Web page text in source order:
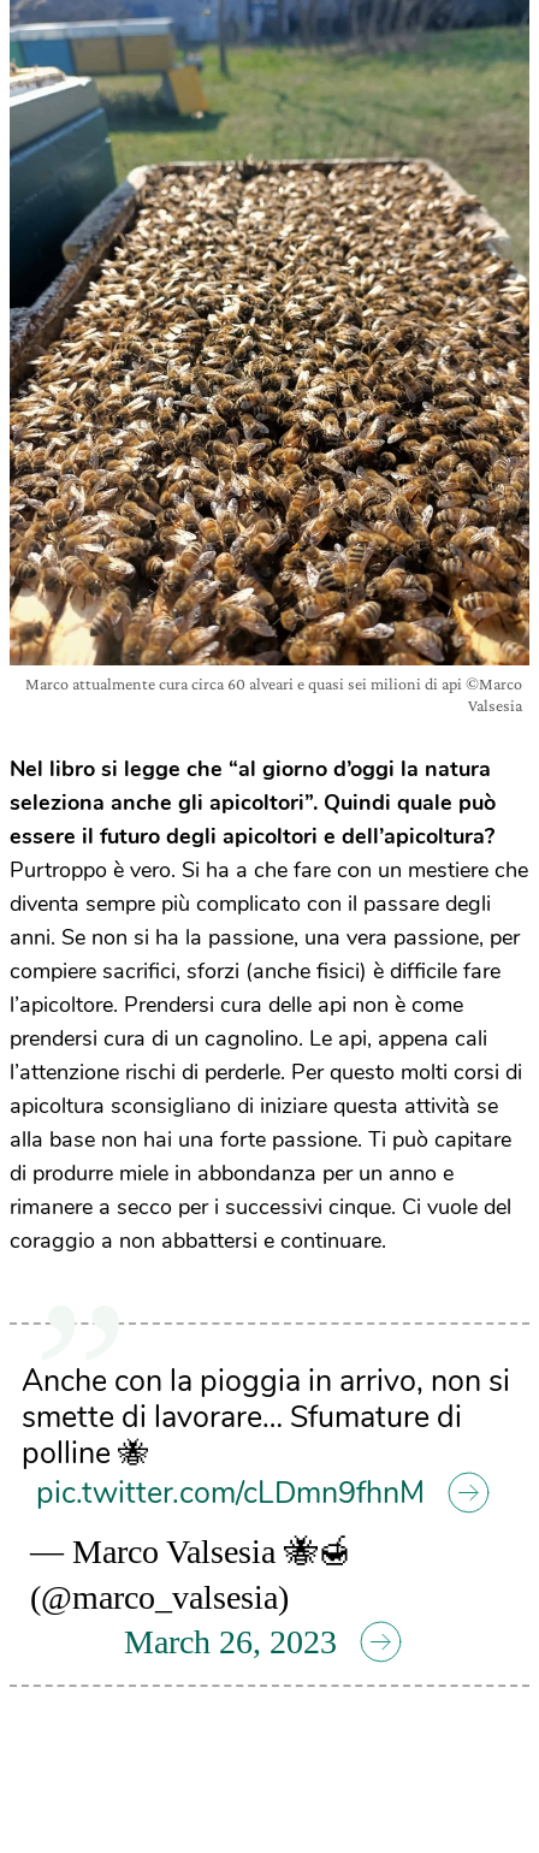
Marco attualmente cura circa 60 alveari e quasi sei milioni di api ©Marco
Valsesia
Nel libro si legge che “al giorno d’oggi la natura
seleziona anche gli apicoltori”. Quindi quale può
essere il futuro degli apicoltori e dell’apicoltura?
Purtroppo è vero. Si ha a che fare con un mestiere che
diventa sempre più complicato con il passare degli
anni. Se non si ha la passione, una vera passione, per
compiere sacrifici, sforzi (anche fisici) è difficile fare
l’apicoltore. Prendersi cura delle api non è come
prendersi cura di un cagnolino. Le api, appena cali
l’attenzione rischi di perderle. Per questo molti corsi di
apicoltura sconsigliano di iniziare questa attività se
alla base non hai una forte passione. Ti può capitare
di produrre miele in abbondanza per un anno e
rimanere a secco per i successivi cinque. Ci vuole del
coraggio a non abbattersi e continuare.
Anche con la pioggia in arrivo, non si
smette di lavorare… Sfumature di
polline 🐝
pic.twitter.com/cLDmn9fhnM
— Marco Valsesia 🐝🍯
(@marco_valsesia)
March 26, 2023